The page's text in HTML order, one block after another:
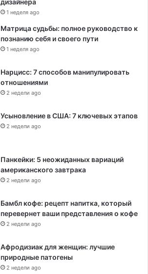
1 неделя ago
Матрица судьбы: полное руководство к
познанию себя и своего пути
1 неделя ago
Нарцисс: 7 способов манипулировать
отношениями
2 недели ago
Усыновление в США: 7 ключевых этапов
2 недели ago
Панкейки: 5 неожиданных вариаций
американского завтрака
2 недели ago
Бамбл кофе: рецепт напитка, который
перевернет ваши представления о кофе
2 недели ago
Афродизиак для женщин: лучшие
природные патогены
2 недели ago